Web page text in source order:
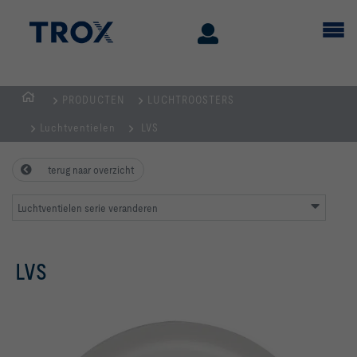
PRODUCTEN LUCHTROOSTERS
Luchtventielen LVS
terug naar overzicht
Luchtventielen serie veranderen
LVS